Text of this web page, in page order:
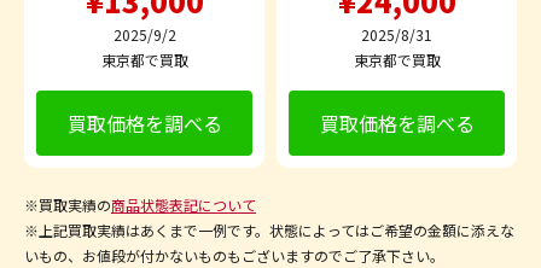
2025/9/2
東京都で買取
買取価格を調べる
2025/8/31
東京都で買取
買取価格を調べる
※買取実績の商品状態表記について
※上記買取実績はあくまで一例です。状態によってはご希望の金額に添えな
いもの、お値段が付かないものもございますのでご了承下さい。